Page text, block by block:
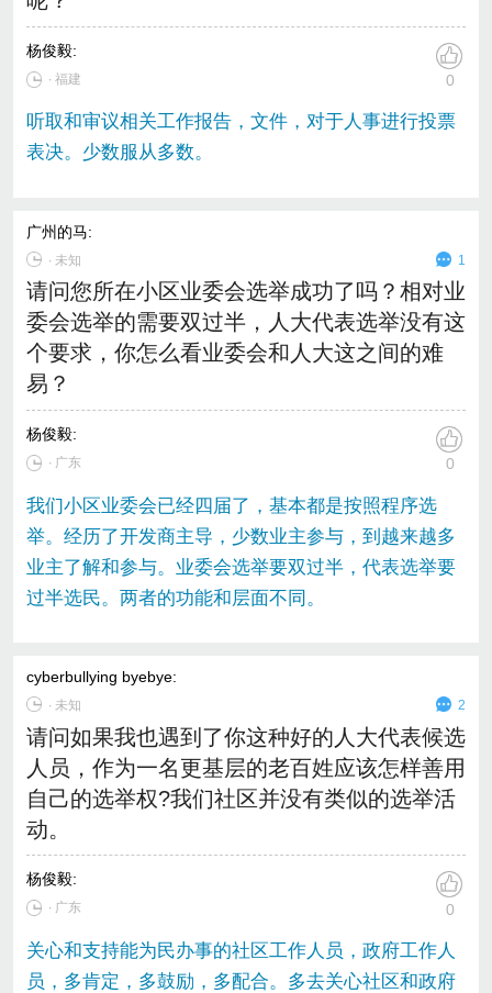
杨俊毅:
∙ 福建 0
听取和审议相关工作报告，文件，对于人事进行投票
表决。少数服从多数。
广州的马:
∙ 未知 1
请问您所在小区业委会选举成功了吗？相对业
委会选举的需要双过半，人大代表选举没有这
个要求，你怎么看业委会和人大这之间的难
易？
杨俊毅:
∙ 广东 0
我们小区业委会已经四届了，基本都是按照程序选
举。经历了开发商主导，少数业主参与，到越来越多
业主了解和参与。业委会选举要双过半，代表选举要
过半选民。两者的功能和层面不同。
cyberbullying byebye:
∙ 未知 2
请问如果我也遇到了你这种好的人大代表候选
人员，作为一名更基层的老百姓应该怎样善用
自己的选举权?我们社区并没有类似的选举活
动。
杨俊毅:
∙ 广东 0
关心和支持能为民办事的社区工作人员，政府工作人
员，多肯定，多鼓励，多配合。多去关心社区和政府